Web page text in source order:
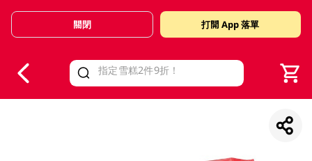
Valid Until 30 June 2026
關閉 打開 App 落單